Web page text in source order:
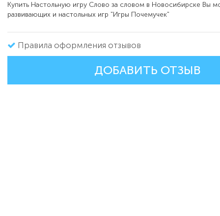
Купить Настольную игру Слово за словом в Новосибирске Вы
развивающих и настольных игр "Игры Почемучек"
Правила оформления отзывов
ДОБАВИТЬ ОТЗЫВ